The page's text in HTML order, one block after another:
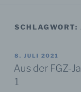
SCHLAGWORT:
VERÖFFENTLICHT
AM
8. JULI 2021
Aus der FGZ-
1